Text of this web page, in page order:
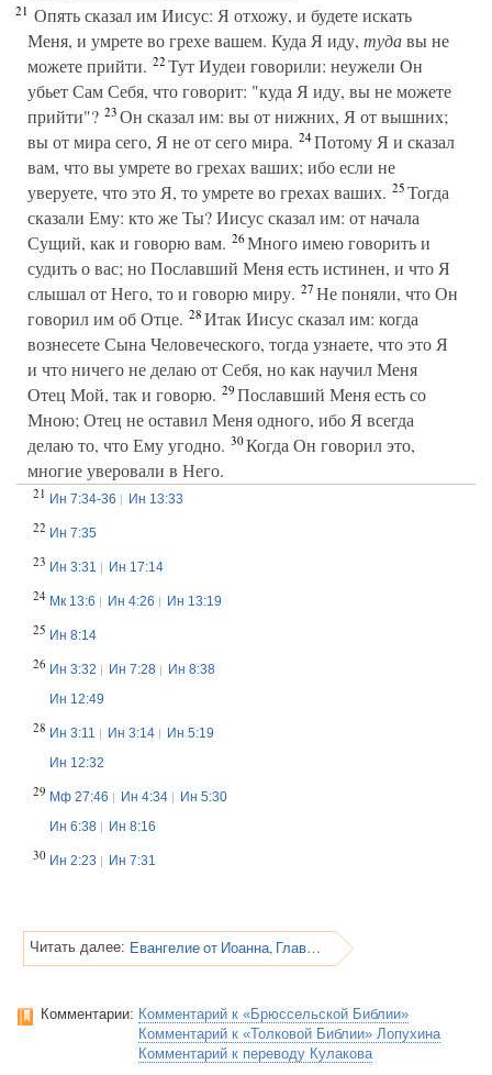
21 Опять сказал им Иисус: Я отхожу, и будете искать
Меня, и умрете во грехе вашем. Куда Я иду, тудавы не
можете прийти. 22Тут Иудеи говорили: неужели Он
убьет Сам Себя, что говорит: "куда Я иду, вы не можете
прийти"? 23Он сказал им: вы от нижних, Я от вышних;
вы от мира сего, Я не от сего мира. 24Потому Я и сказал
вам, что вы умрете во грехах ваших; ибо если не
уверуете, что это Я, то умрете во грехах ваших. 25Тогда
сказали Ему: кто же Ты? Иисус сказал им: от начала
Сущий, как и говорю вам. 26Много имею говорить и
судить о вас; но Пославший Меня есть истинен, и что Я
слышал от Него, то и говорю миру. 27Не поняли, что Он
говорил им об Отце. 28Итак Иисус сказал им: когда
вознесете Сына Человеческого, тогда узнаете, что это Я
и что ничего не делаю от Себя, но как научил Меня
Отец Мой, так и говорю. 29Пославший Меня есть со
Мною; Отец не оставил Меня одного, ибо Я всегда
делаю то, что Ему угодно. 30Когда Он говорил это,
многие уверовали в Него.
21 Ин 7:34-36 Ин 13:33
22 Ин 7:35
23 Ин 3:31 Ин 17:14
24 Мк 13:6 Ин 4:26 Ин 13:19
25 Ин 8:14
26 Ин 3:32 Ин 7:28
Ин 8:38
Ин 12:49
28 Ин 3:11 Ин 3:14
Ин 5:19
Ин 12:32
29 Мф 27:46 Ин 4:34
Ин 5:30
Ин 6:38
Ин 8:16
30 Ин 2:23 Ин 7:31
Читать далее: Евангелие от Иоанна, Глава 8
Комментарии: Комментарий к «Брюссельской Библии»
Комментарий к «Толковой Библии» Лопухина
Комментарий к переводу Кулакова